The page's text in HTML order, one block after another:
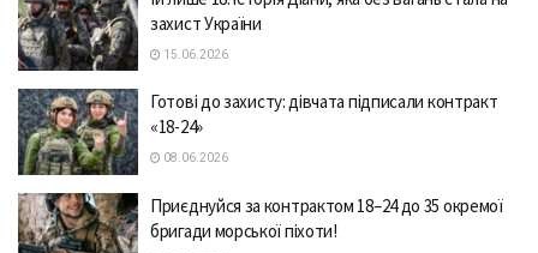
захист України
15.06.2026
Готові до захисту: дівчата підписали контракт
«18-24»
08.06.2026
Приєднуйся за контрактом 18–24 до 35 окремої
бригади морської піхоти!